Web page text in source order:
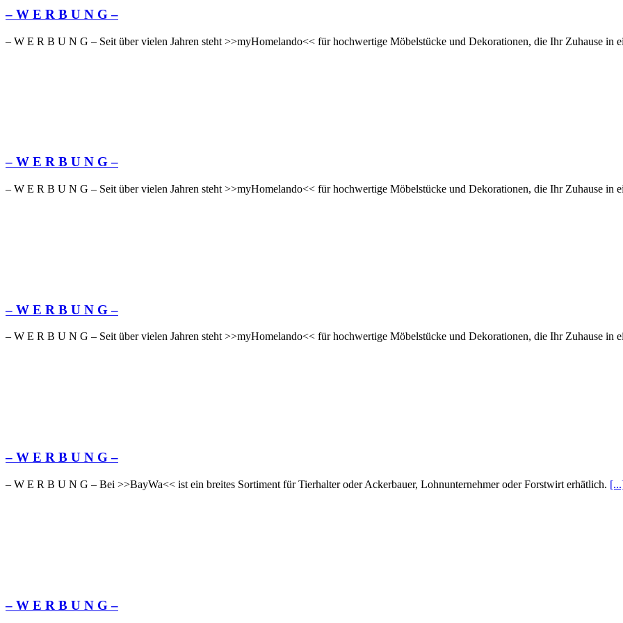
– W Ε R Β U Ν G –
– W Ε R Β U Ν G – Seit über vielen Jahren steht >>myHomelando<< für hochwertige Möbelstücke und Dekorationen, die Ihr Zuhause in
– W Ε R Β U Ν G –
– W Ε R Β U Ν G – Seit über vielen Jahren steht >>myHomelando<< für hochwertige Möbelstücke und Dekorationen, die Ihr Zuhause in
– W Ε R Β U Ν G –
– W Ε R Β U Ν G – Seit über vielen Jahren steht >>myHomelando<< für hochwertige Möbelstücke und Dekorationen, die Ihr Zuhause in
– W Ε R Β U Ν G –
– W Ε R Β U Ν G – Bei >>BayWa<< ist ein breites Sortiment für Tierhalter oder Ackerbauer, Lohnunternehmer oder Forstwirt erhätlich.
– W Ε R Β U Ν G –